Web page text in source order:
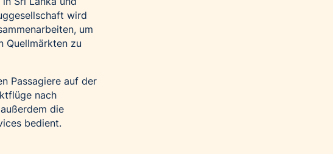
wird
um
Quellmärkten zu
Passagiere auf der
nach
die
bedient.